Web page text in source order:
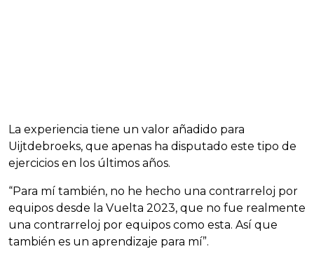
La experiencia tiene un valor añadido para
Uijtdebroeks, que apenas ha disputado este tipo de
ejercicios en los últimos años.
“Para mí también, no he hecho una contrarreloj por
equipos desde la Vuelta 2023, que no fue realmente
una contrarreloj por equipos como esta. Así que
también es un aprendizaje para mí”.